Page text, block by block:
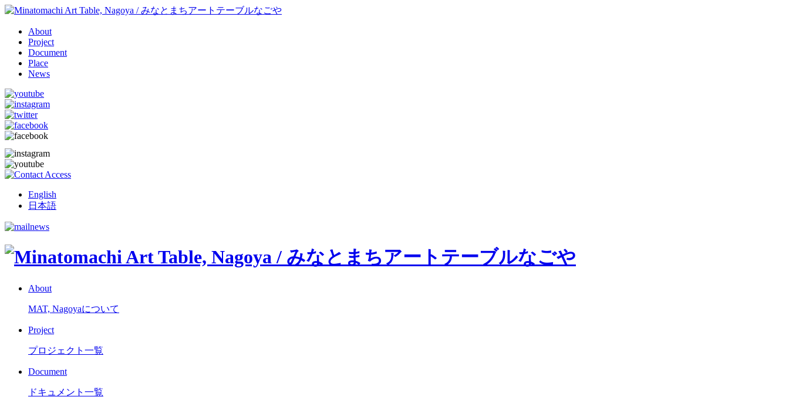
About
Project
Document
Place
News
English
日本語
About
MAT, Nagoyaについて
Project
プロジェクト一覧
Document
ドキュメント一覧